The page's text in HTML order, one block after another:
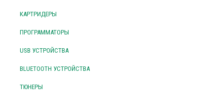
КАРТРИДЕРЫ
ПРОГРАММАТОРЫ
USB УСТРОЙСТВА
BLUETOOTH УСТРОЙСТВА
ТЮНЕРЫ